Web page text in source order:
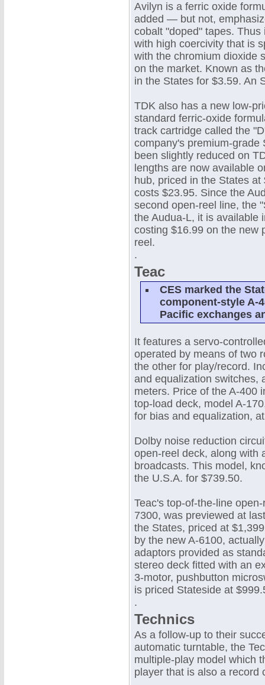
Avilyn is a ferric oxide
added — but not,
cobalt "doped" tapes.
with high coercivity that is
with the chromium dioxide
on the market. Known as
in the States for $3.59. An
TDK also has a new low-
standard ferric-oxide
track cartridge called the
company's premium-grade
been slightly reduced on
lengths are now available
hub, priced in the States
costs $23.95. Since the
second open-reel line, the
the Audua-L, it is available
costing $16.99 on the new
reel.
.
Teac
CES marked the
component-style A-
Pacific exchanges
It features a servo-
operated by means of two
the other for play/record.
and equalization switches,
meters. Price of the A-400
top-load deck, model A-
for bias and equalization,
Dolby noise reduction
open-reel deck, along with
broadcasts. This model,
the U.S.A. for $739.50.
Teac's top-of-the-line
7300, was previewed at
the States, priced at
by the new A-6100,
adaptors provided as
stereo deck fitted with an
3-motor, pushbutton
is priced Stateside at
.
Technics
As a follow-up to their
automatic turntable, the
multiple-play model which
player that is also a record